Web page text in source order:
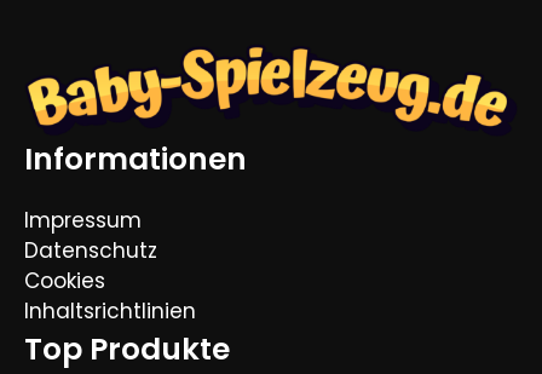
Informationen
Impressum
Datenschutz
Cookies
Inhaltsrichtlinien
Top Produkte